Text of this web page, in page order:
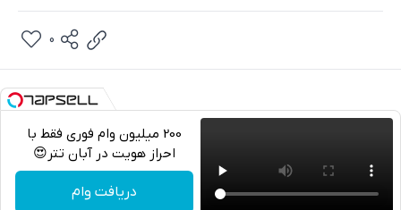
0
200 میلیون وام فوری فقط با
احراز هویت در آبان تتر😍
دریافت وام